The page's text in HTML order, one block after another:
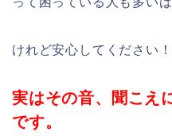
けれど安心してください！
実はその音、聞こえ
です。